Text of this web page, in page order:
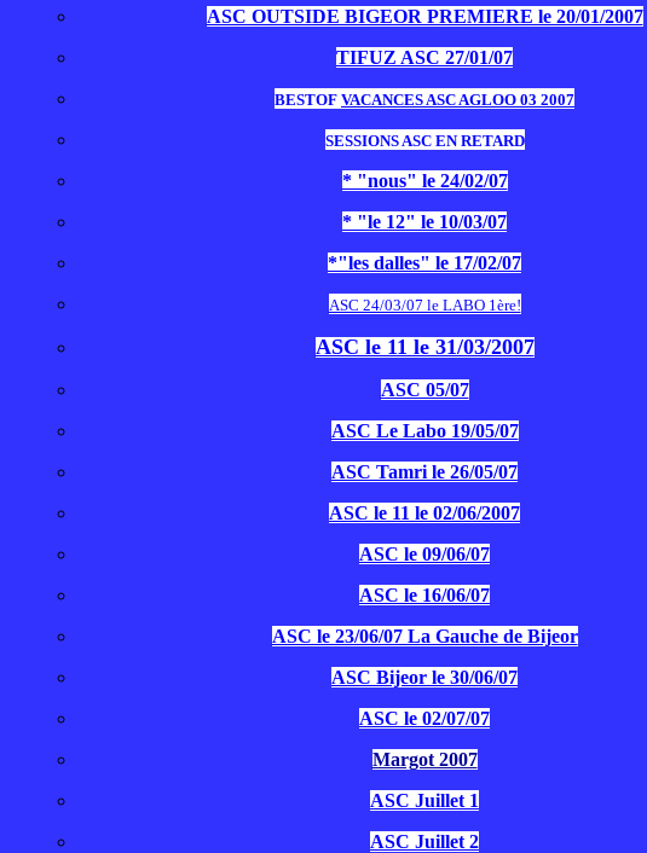
ASC OUTSIDE BIGEOR PREMIERE le 20/01/2007
TIFUZ ASC 27/01/07
BESTOF VACANCES ASC AGLOO 03 2007
SESSIONS ASC EN RETARD
* "nous" le 24/02/07
* "le 12" le 10/03/07
*"les dalles" le 17/02/07
ASC 24/03/07 le LABO 1ère!
ASC le 11 le 31/03/2007
ASC 05/07
ASC Le Labo 19/05/07
ASC Tamri le 26/05/07
ASC le 11 le 02/06/2007
ASC le 09/06/07
ASC le 16/06/07
ASC le 23/06/07 La Gauche de Bijeor
ASC Bijeor le 30/06/07
ASC le 02/07/07
Margot 2007
ASC Juillet 1
ASC Juillet 2